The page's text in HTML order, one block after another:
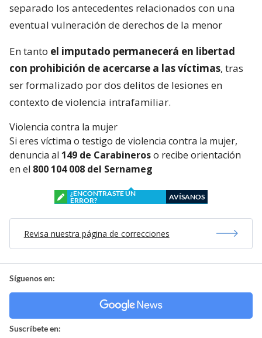
separado los antecedentes relacionados con una
eventual vulneración de derechos de la menor
En tanto el imputado permanecerá en libertad
con prohibición de acercarse a las víctimas, tras
ser formalizado por dos delitos de lesiones en
contexto de violencia intrafamiliar.
Violencia contra la mujer
Si eres víctima o testigo de violencia contra la mujer,
denuncia al 149 de Carabineroso recibe orientación
en el 800 104 008 del Sernameg
¿ENCONTRASTE UN
ERROR?
AVÍSANOS
Revisa nuestra página de correcciones
Síguenos en:
Suscríbete en: